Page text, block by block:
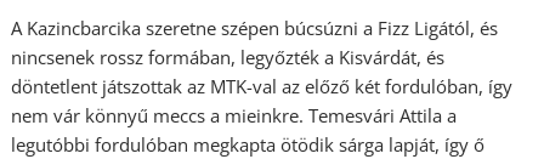
A Kazincbarcika szeretne szépen búcsúzni a Fizz Ligától, és
nincsenek rossz formában, legyőzték a Kisvárdát, és
döntetlent játszottak az MTK-val az előző két fordulóban, így
nem vár könnyű meccs a mieinkre. Temesvári Attila a
legutóbbi fordulóban megkapta ötödik sárga lapját, így ő